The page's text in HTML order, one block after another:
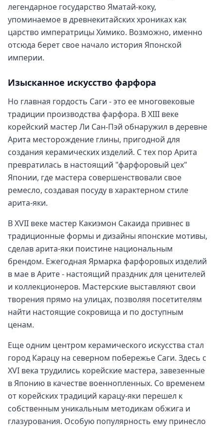
легендарное государство Яматай-коку,
упоминаемое в древнекитайских хрониках как
царство императрицы Химико. Возможно, именно
отсюда берет свое начало история Японской
империи.
Изысканное искусство фарфора
Но главная гордость Саги - это ее многовековые
традиции производства фарфора. В XIII веке
корейский мастер Ли Сан-Пэй обнаружил в деревне
Арита месторождение глины, пригодной для
создания керамических изделий. С тех пор Арита
превратилась в настоящий "фарфоровый цех"
Японии, где мастера совершенствовали свое
ремесло, создавая посуду в характерном стиле
арита-яки.
В XVII веке мастер Какиэмон Сакаида привнес в
традиционные формы и дизайны японские мотивы,
сделав арита-яки поистине национальным
брендом. Ежегодная Ярмарка фарфоровых изделий
в мае в Арите - настоящий праздник для ценителей
и коллекционеров. Мастерские выставляют свои
творения прямо на улицах, позволяя посетителям
найти настоящие сокровища и по доступным
ценам.
Еще одним центром керамического искусства стал
город Карацу на северном побережье Саги. Здесь с
XVI века трудились корейские мастера, завезенные
в Японию в качестве военнопленных. Со временем
от корейских традиций карацу-яки перешел к
собственным уникальным методикам обжига и
глазурования. Особую популярность ему принесло